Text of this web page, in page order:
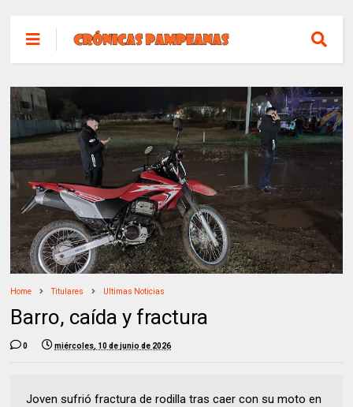
Home Titulares Ultimas Noticias
Barro, caída y fractura
0 miércoles, 10 de junio de 2026
Joven sufrió fractura de rodilla tras caer con su moto en